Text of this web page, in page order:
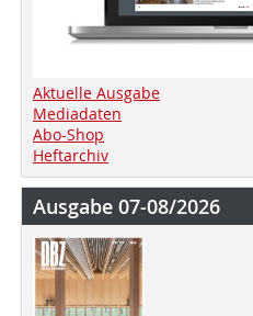
Aktuelle Ausgabe
Mediadaten
Abo-Shop
Heftarchiv
Ausgabe 07-08/2026